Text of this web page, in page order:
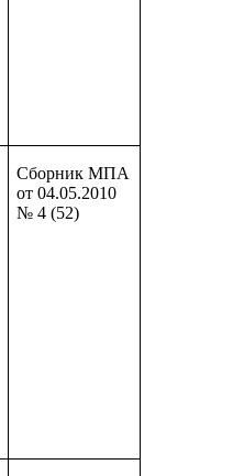
Сборник МПА
от 04.05.2010
№ 4 (52)